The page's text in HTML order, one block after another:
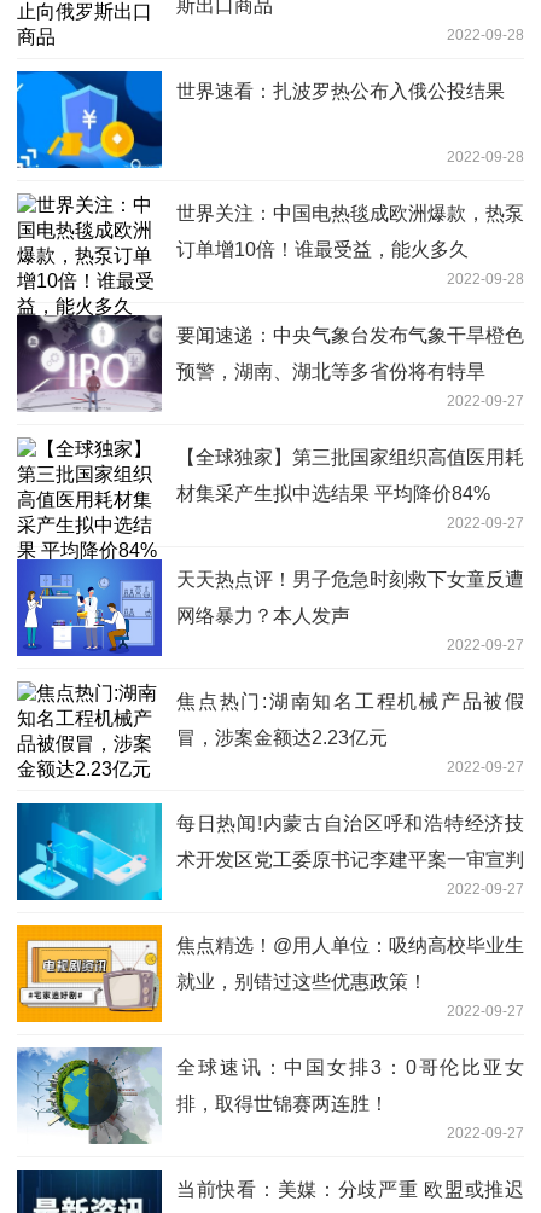
斯出口商品
2022-09-28
世界速看：扎波罗热公布入俄公投结果
2022-09-28
世界关注：中国电热毯成欧洲爆款，热泵
订单增10倍！谁最受益，能火多久
2022-09-28
要闻速递：中央气象台发布气象干旱橙色
预警，湖南、湖北等多省份将有特旱
2022-09-27
【全球独家】第三批国家组织高值医用耗
材集采产生拟中选结果 平均降价84%
2022-09-27
天天热点评！男子危急时刻救下女童反遭
网络暴力？本人发声
2022-09-27
焦点热门:湖南知名工程机械产品被假
冒，涉案金额达2.23亿元
2022-09-27
每日热闻!内蒙古自治区呼和浩特经济技
术开发区党工委原书记李建平案一审宣判
2022-09-27
焦点精选！@用人单位：吸纳高校毕业生
就业，别错过这些优惠政策！
2022-09-27
全球速讯：中国女排3：0哥伦比亚女
排，取得世锦赛两连胜！
2022-09-27
当前快看：美媒：分歧严重 欧盟或推迟